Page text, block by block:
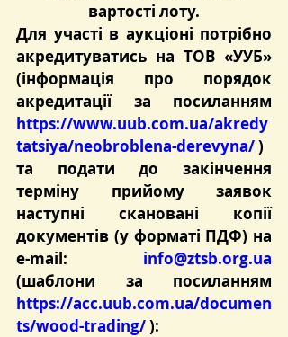
вартості лоту.
Для участі в аукціоні потрібно
акредитуватись на ТОВ «УУБ»
(інформація про порядок
https://www.uub.com.ua/akredy
tatsiya/neobroblena-derevyna/ )
та подати до закінчення
терміну прийому заявок
наступні скановані копії
документів (у форматі ПДФ) на
e-mail: info@ztsb.org.ua
https://acc.uub.com.ua/documen
ts/wood-trading/ ):